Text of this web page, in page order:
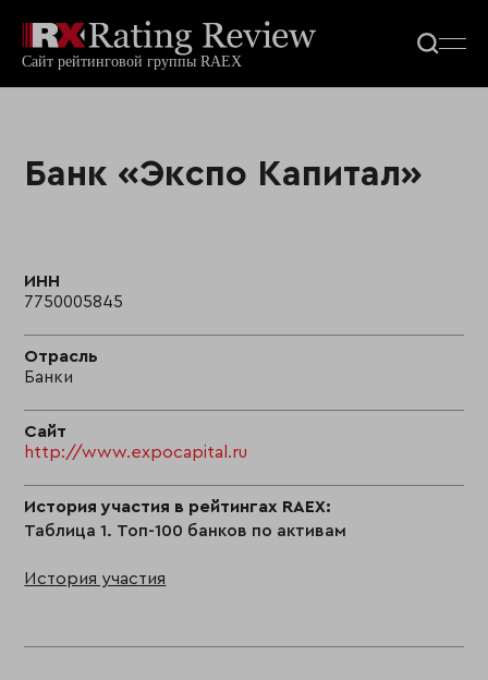
Банк «Экспо Капитал»
ИНН
7750005845
Отрасль
Банки
Сайт
http://www.expocapital.ru
История участия в рейтингах RAEX:
Таблица 1. Топ-100 банков по активам
История участия